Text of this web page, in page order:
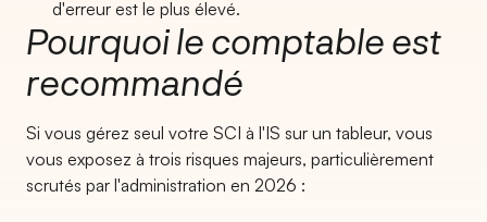
d'erreur est le plus élevé.
Pourquoi le comptable est
recommandé
Si vous gérez seul votre SCI à l'IS sur un tableur, vous
vous exposez à trois risques majeurs, particulièrement
scrutés par l'administration en 2026 :